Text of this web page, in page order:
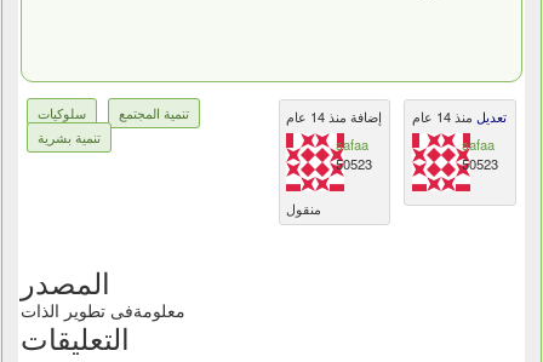
تنمية المجتمع
سلوكيات
تنمية بشرية
إضافة منذ 14 عام
safaa
50523
منقول
تعديل منذ 14 عام
safaa
50523
المصدر
معلومةفى تطوير الذات
التعليقات